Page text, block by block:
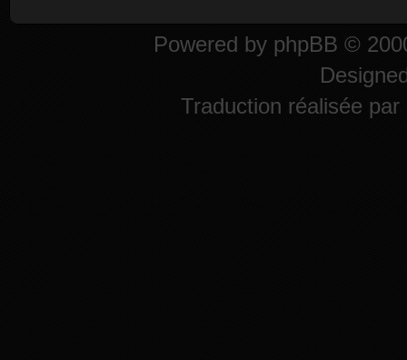
Powered by phpBB ©
Traduction réalisée par